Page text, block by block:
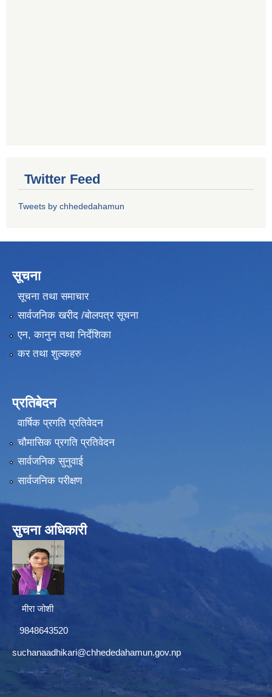
Twitter Feed
Tweets by chhededahamun
सूचना
सूचना तथा समाचार
सार्वजनिक खरीद /बोलपत्र सूचना
एन, कानुन तथा निर्देशिका
कर तथा शुल्कहरु
प्रतिबेदन
वार्षिक प्रगति प्रतिवेदन
चौमासिक प्रगति प्रतिवेदन
सार्वजनिक सुनुवाई
सार्वजनिक परीक्षण
सुचना अधिकारी
मीरा जोशी
9848643520
suchanaadhikari@chhededahamun.gov.np